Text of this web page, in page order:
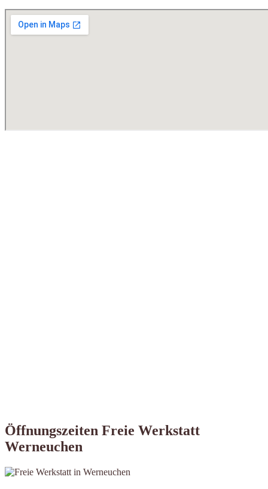
Öffnungszeiten Freie Werkstatt
Werneuchen